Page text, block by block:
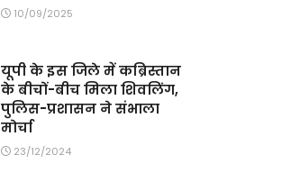
10/09/2025
यूपी के इस जिले में कब्रिस्तान
के बीचों-बीच मिला शिवलिंग,
पुलिस-प्रशासन ने संभाला
मोर्चा
23/12/2024